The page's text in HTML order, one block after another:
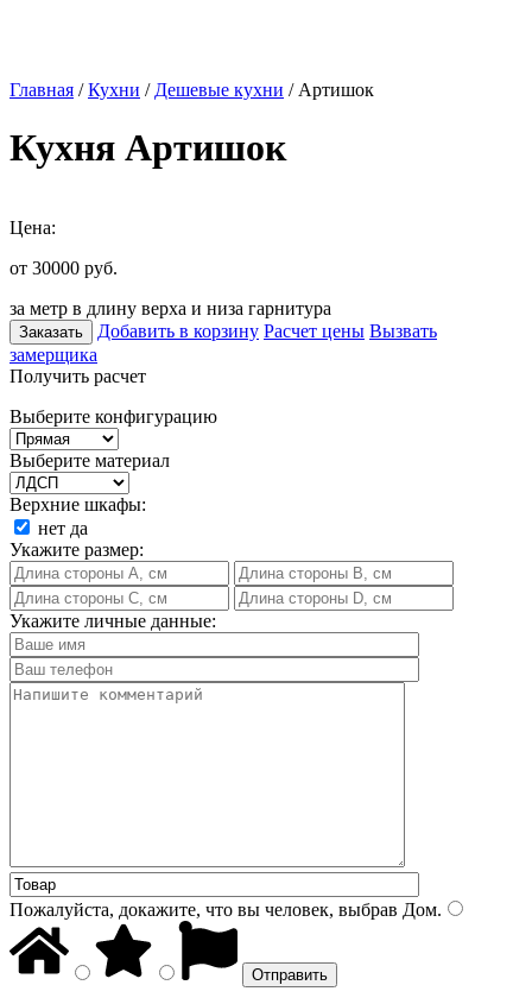
Главная /Кухни / Дешевые кухни / Артишок
Кухня Артишок
Цена:
от 30000 руб.
за метр в длину верха и низа гарнитура
Заказать Добавить в корзину Расчет цены Вызвать
замерщика
Получить расчет
Выберите конфигурацию
Выберите материал
Верхние шкафы:
нет да
Укажите размер:
Укажите личные данные:
Пожалуйста, докажите, что вы человек, выбрав Дом.